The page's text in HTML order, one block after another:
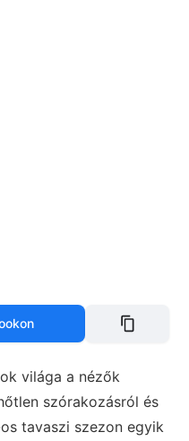
világa a nézők
szórakozásról és
tavaszi szezon egyik